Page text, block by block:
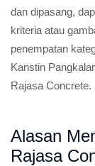
dan dipasang,
kriteria atau
penempatan
Kanstin
Rajasa Concrete.
Alasan
Rajasa